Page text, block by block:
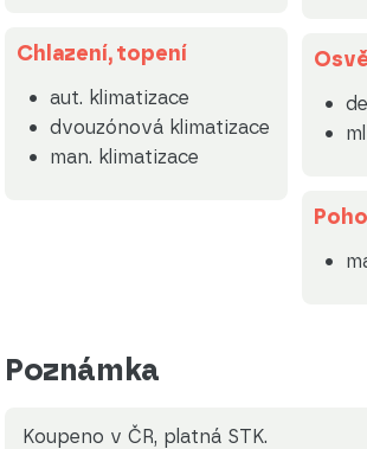
Chlazení, topení
aut. klimatizace
dvouzónová klimatizace
man. klimatizace
Poznámka
koupeno v ČR, platná STK.